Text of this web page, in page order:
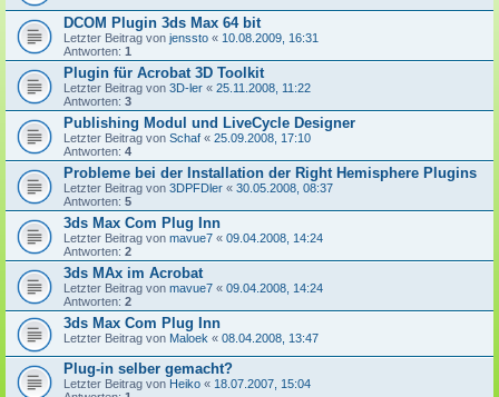
DCOM Plugin 3ds Max 64 bit
Letzter Beitrag von jenssto « 10.08.2009, 16:31
Antworten: 1
Plugin für Acrobat 3D Toolkit
Letzter Beitrag von 3D-ler « 25.11.2008, 11:22
Antworten: 3
Publishing Modul und LiveCycle Designer
Letzter Beitrag von Schaf « 25.09.2008, 17:10
Antworten: 4
Probleme bei der Installation der Right Hemisphere Plugins
Letzter Beitrag von 3DPFDler « 30.05.2008, 08:37
Antworten: 5
3ds Max Com Plug Inn
Letzter Beitrag von mavue7 « 09.04.2008, 14:24
Antworten: 2
3ds MAx im Acrobat
Letzter Beitrag von mavue7 « 09.04.2008, 14:24
Antworten: 2
3ds Max Com Plug Inn
Letzter Beitrag von Maloek « 08.04.2008, 13:47
Plug-in selber gemacht?
Letzter Beitrag von Heiko « 18.07.2007, 15:04